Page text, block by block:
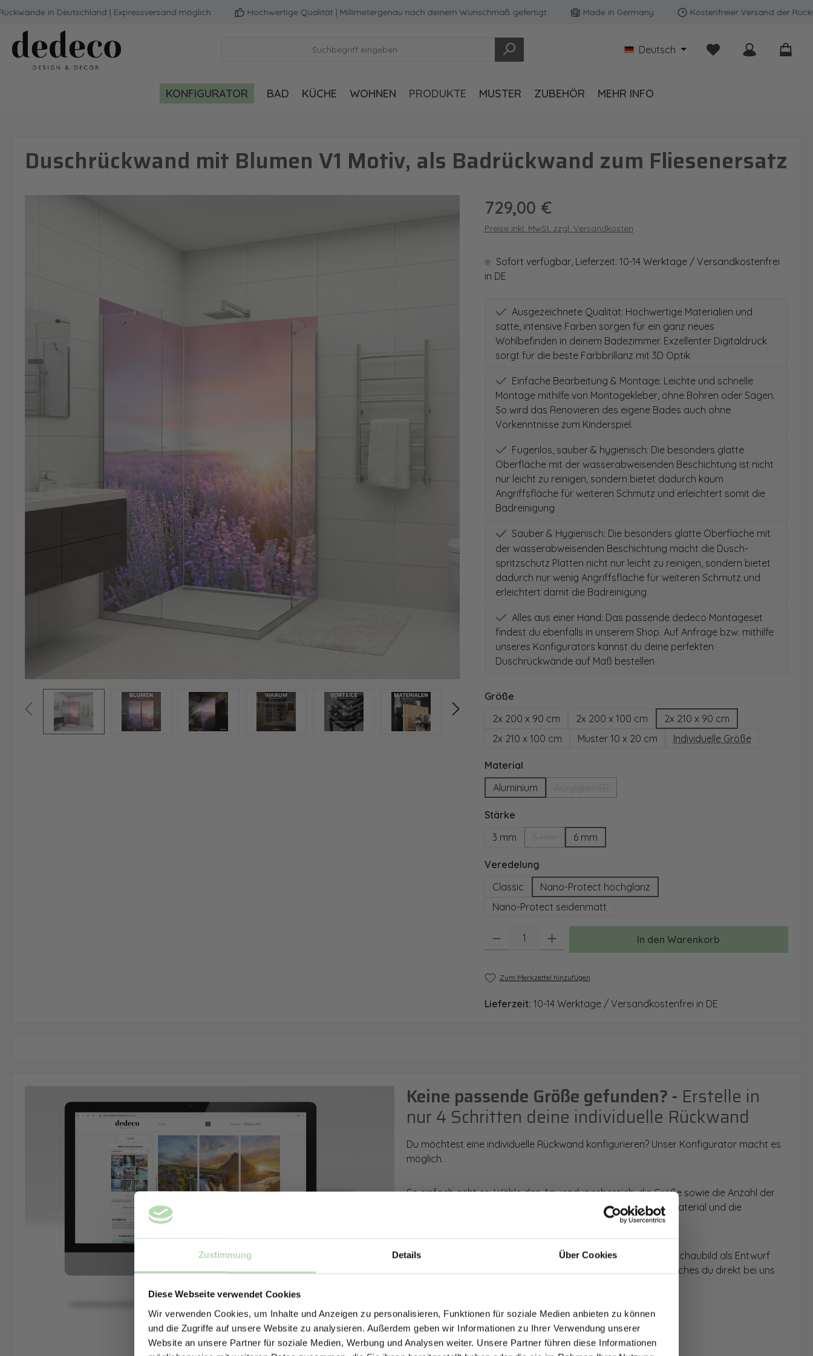
Zustimmung Details Über Cookies
Diese Webseite verwendet Cookies
Wir verwenden Cookies, um Inhalte und Anzeigen zu personalisieren, Funktionen für soziale Medien anbieten zu können
und die Zugriffe auf unsere Website zu analysieren. Außerdem geben wir Informationen zu Ihrer Verwendung unserer
Website an unsere Partner für soziale Medien, Werbung und Analysen weiter. Unsere Partner führen diese Informationen
Hauptinhalt springen
Zur Suche springen
Zur Hauptnavigation springen
in Deutschland | Expressversand möglich Hochwertige Qualität | Millimetergenau nach deinem Wunschmaß gefertigt Made in Germany Kostenfreier Versand der
Deutsch Du hast 0 Produkte
KONFIGURATOR BAD KÜCHE WOHNEN PRODUKTE MUSTER ZUBEHÖR MEHR INFO
Duschrückwand mit Blumen V1 Motiv, als Badrückwand zum Fliesenersatz
Regulärer Preis:
729,00 €
Preise inkl. MwSt. zzgl. Versandkosten
Sofort verfügbar, Lieferzeit: 10-14 Werktage / Versandkostenfrei
in DE
Ausgezeichnete Qualität: Hochwertige Materialien und
satte, intensive Farben sorgen für ein ganz neues
Wohlbefinden in deinem Badezimmer. Exzellenter Digitaldruck
sorgt für die beste Farbbrillanz mit 3D Optik
Einfache Bearbeitung & Montage: Leichte und schnelle
Montage mithilfe von Montagekleber, ohne Bohren oder Sägen.
So wird das Renovieren des eigene Bades auch ohne
Vorkenntnisse zum Kinderspiel.
Fugenlos, sauber & hygienisch: Die besonders glatte
Oberfläche mit der wasserabweisenden Beschichtung ist nicht
nur leicht zu reinigen, sondern bietet dadurch kaum
Angriffsfläche für weiteren Schmutz und erleichtert somit die
Badreinigung
Sauber & Hygienisch: Die besonders glatte Oberfläche mit
der wasserabweisenden Beschichtung macht die Dusch-
spritzschutz Platten nicht nur leicht zu reinigen, sondern bietet
dadurch nur wenig Angriffsfläche für weiteren Schmutz und
erleichtert damit die Badreinigung
Alles aus einer Hand: Das passende dedeco Montageset
findest du ebenfalls in unserem Shop. Auf Anfrage bzw. mithilfe
unseres Konfigurators kannst du deine perfekten
Duschrückwände auf Maß bestellen
Größeauswählen
2x 200 x 90 cm
2x 200 x 100 cm
2x 210 x 90 cm
2x 210 x 100 cm
Muster 10 x 20 cm Individuelle Größe
Materialauswählen
Aluminium
Stärkeauswählen
3 mm
(Diese Option ist zurzeit nicht verfügbar.)
6 mm
Veredelungauswählen
Classic
Nano-Protect hochglanz
Nano-Protect seidenmatt
Produkt Anzahl: Gib den gewünschten Wert ein oder benutze die Schaltflächen
In den Warenkorb
Zum Merkzettel hinzufügen
Lieferzeit: 10-14 Werktage / Versandkostenfrei in DE
Keine passende Größe gefunden? - Erstelle in
nur 4 Schritten deine individuelle Rückwand
Du möchtest eine individuelle Rückwand konfigurieren? Unser Konfigurator macht es
möglich.
So einfach geht es: Wähle den Anwendungsbereich, die Größe sowie die Anzahl der
Rückwand. Anschließend kannst du dein Wunschmotiv, das Material und die
Mithilfe unseres Konfigurators werden dir die Rückwände im Schaubild als Entwurf
dargestellt. Parallel erhältst du dein individuelles Angebot, welches du direkt bei uns
Zum Konfigurator
Jetzt zum Newsletter anmelden.